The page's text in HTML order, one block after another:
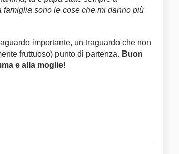
sono le cose che mi danno più
importante, un traguardo che non
fruttuoso) punto di partenza. Buon
e alla moglie!